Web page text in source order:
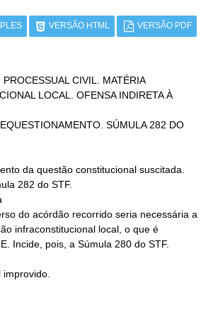
VERSÃO HTML VERSÃO PDF
CIVIL. MATÉRIA
improvido.